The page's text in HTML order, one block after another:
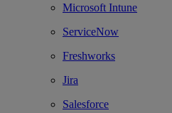
Microsoft Intune
ServiceNow
Freshworks
Jira
Salesforce